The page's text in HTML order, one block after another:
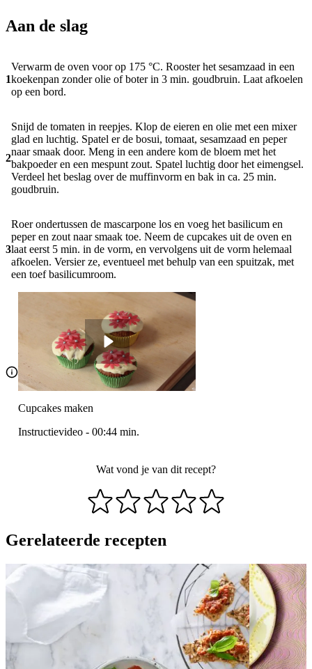
Aan de slag
1
Verwarm de oven voor op 175 °C. Rooster het sesamzaad in een
koekenpan zonder olie of boter in 3 min. goudbruin. Laat afkoelen
op een bord.
2
Snijd de tomaten in reepjes. Klop de eieren en olie met een mixer
glad en luchtig. Spatel er de bosui, tomaat, sesamzaad en peper
naar smaak door. Meng in een andere kom de bloem met het
bakpoeder en een mespunt zout. Spatel luchtig door het eimengsel.
Verdeel het beslag over de muffinvorm en bak in ca. 25 min.
goudbruin.
3
Roer ondertussen de mascarpone los en voeg het basilicum en
peper en zout naar smaak toe. Neem de cupcakes uit de oven en
laat eerst 5 min. in de vorm, en vervolgens uit de vorm helemaal
afkoelen. Versier ze, eventueel met behulp van een spuitzak, met
een toef basilicumroom.
Cupcakes maken
Instructievideo - 00:44 min.
Wat vond je van dit recept?
Gerelateerde recepten